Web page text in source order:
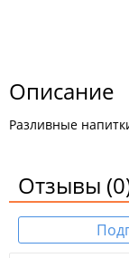
Описание
Разливные
Отзывы